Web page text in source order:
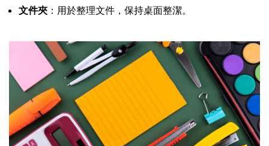
文件夾 ：用於整理文件，保持桌面整潔。